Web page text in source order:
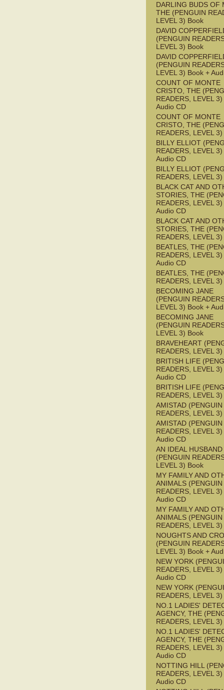
DARLING BUDS OF
THE (PENGUIN
LEVEL 3) Book
DAVID
(PENGUIN
LEVEL 3) Book
DAVID
(PENGUIN
LEVEL 3) Book +
COUNT OF MONTE
CRISTO, THE
READERS, LEVEL
Audio CD
COUNT OF MONTE
CRISTO, THE
READERS, LEVEL
BILLY ELLIOT
READERS, LEVEL
Audio CD
BILLY ELLIOT
READERS, LEVEL
BLACK CAT AND
STORIES, THE
READERS, LEVEL
Audio CD
BLACK CAT AND
STORIES, THE
READERS, LEVEL
BEATLES, THE
READERS, LEVEL
Audio CD
BEATLES, THE
READERS, LEVEL
BECOMING JANE
(PENGUIN
LEVEL 3) Book +
BECOMING JANE
(PENGUIN
LEVEL 3) Book
BRAVEHEART
READERS, LEVEL
BRITISH LIFE
READERS, LEVEL
Audio CD
BRITISH LIFE
READERS, LEVEL
AMISTAD (PENGUIN
READERS, LEVEL
AMISTAD (PENGUIN
READERS, LEVEL
Audio CD
AN IDEAL HUSBAND
(PENGUIN
LEVEL 3) Book
MY FAMILY AND
ANIMALS (PENGUIN
READERS, LEVEL
Audio CD
MY FAMILY AND
ANIMALS (PENGUIN
READERS, LEVEL
NOUGHTS AND
(PENGUIN
LEVEL 3) Book +
NEW YORK
READERS, LEVEL
Audio CD
NEW YORK
READERS, LEVEL
NO.1 LADIES'
AGENCY, THE
READERS, LEVEL
NO.1 LADIES'
AGENCY, THE
READERS, LEVEL
Audio CD
NOTTING HILL
READERS, LEVEL
Audio CD